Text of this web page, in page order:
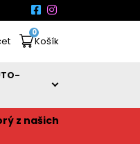
0
Košík
z našich